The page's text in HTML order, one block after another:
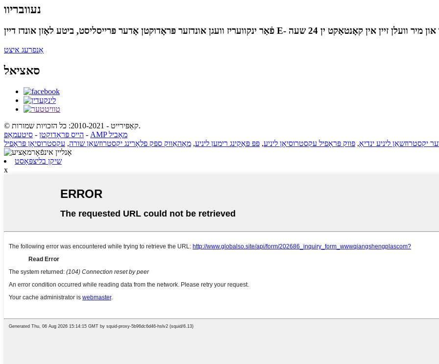
נעוובריוו
אָנפרעג איצט
סאציאל
© קאַפּירייט - 2010-2021: כל הזכויות שמורות.
הייס פּראָדוקטן - סיטעמאַפּ -
AMP מאָביל
יקסטרוזשאַן ליניע ינדיאַ, פּווק פּראָפיל עקסטרוסיאָן ליניע, פּפּ פּאַקינג רימען ליניע, מאָהאַווק ספּק פלאָרינג יקסטרוזשאַן שורה,
שיקן בליצפּאָסט
x